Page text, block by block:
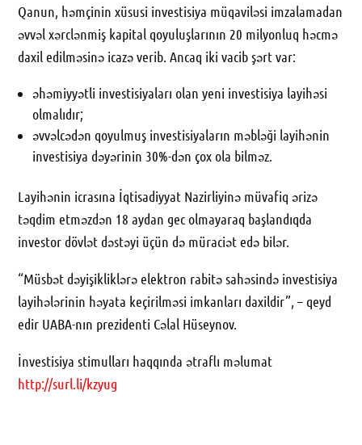
Qanun, həmçinin xüsusi investisiya müqaviləsi imzalamadan
əvvəl xərclənmiş kapital qoyuluşlarının 20 milyonluq həcmə
daxil edilməsinə icazə verib. Ancaq iki vacib şərt var:
əhəmiyyətli investisiyaları olan yeni investisiya layihəsi
olmalıdır;
əvvəlcədən qoyulmuş investisiyaların məbləği layihənin
investisiya dəyərinin 30%-dən çox ola bilməz.
Layihənin icrasına İqtisadiyyat Nazirliyinə müvafiq ərizə
təqdim etməzdən 18 aydan gec olmayaraq başlandıqda
investor dövlət dəstəyi üçün də müraciət edə bilər.
“Müsbət dəyişikliklərə elektron rabitə sahəsində investisiya
layihələrinin həyata keçirilməsi imkanları daxildir”, – qeyd
edir UABA-nın prezidenti Cəlal Hüseynov.
İnvestisiya stimulları haqqında ətraflı məlumat
http://surl.li/kzyug